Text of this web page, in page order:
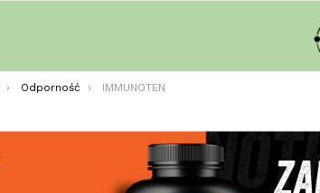
Odporność IMMUNOTEN